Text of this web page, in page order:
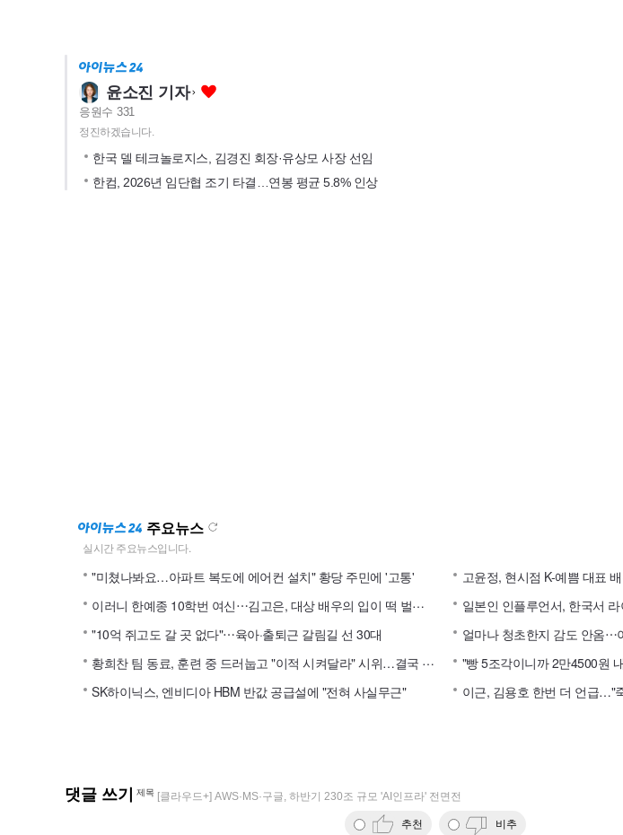
윤소진 기자
응원수 331
정진하겠습니다.
한국 델 테크놀로지스, 김경진 회장·유상모 사장 선임
한컴, 2026년 임단협 조기 타결…연봉 평균 5.8% 인상
주요뉴스
"미쳤나봐요…아파트 복도에 에어컨 설치" 황당 주민에 '고통'
이
러니 한예종 10학번 여신⋯김고은, 대상 배우의 입이 떡 벌어지는 실물 미모 [엔터포커싱]
"10억 쥐고도 갈 곳 없다"⋯육아·출퇴근 갈림길 선 30대
황
희찬 팀 동료, 훈련 중 드러눕고 "이적 시켜달라" 시위…결국 팀 훈련까지 취소
SK하이닉스, 엔비디아 HBM 반값 공급설에 "전혀 사실무근"
고윤정, 현시점 K-예쁨 대표
일본인 인플루언서, 한국서
이근, 김용호 한번 더 언급…"
댓글 쓰기 제목 [클라우드+] AWS·MS·구글, 하반기 230조 규모 'AI인프라' 전면전
추천 비추